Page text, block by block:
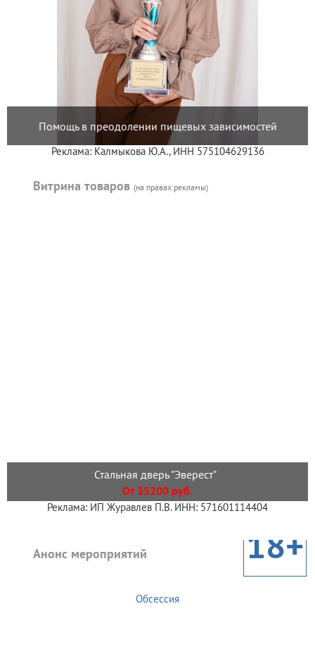
Помощь в преодолении пищевых зависимостей
Реклама: Калмыкова Ю.А., ИНН 575104629136
Витрина товаров (на правах рекламы)
Стальная дверь "Эверест"
От 35200 руб.
Реклама: ИП Журавлев П.В. ИНН: 571601114404
Анонс мероприятий 18+
Обсессия